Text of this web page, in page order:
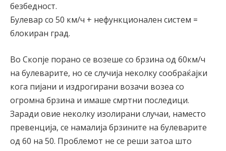
безбедност.
Булевар со 50 км/ч + нефункционален систем =
блокиран град.
Во Скопје порано се возеше со брзина од 60км/ч
на булеварите, но се случија неколку сообраќајки
кога пијани и издрогирани возачи возеа со
огромна брзина и имаше смртни последици.
Заради овие неколку изолирани случаи, наместо
превенција, се намалија брзините на булеварите
од 60 на 50. Проблемот не се реши затоа што